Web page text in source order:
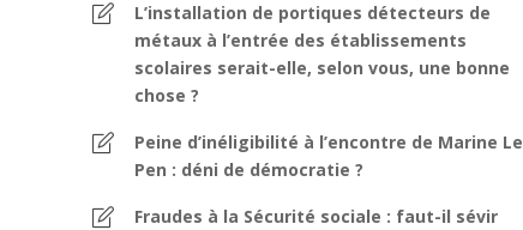
L’installation de portiques détecteurs de
métaux à l’entrée des établissements
scolaires serait-elle, selon vous, une bonne
chose ?
Peine d’inéligibilité à l’encontre de Marine Le
Pen : déni de démocratie ?
Fraudes à la Sécurité sociale : faut-il sévir